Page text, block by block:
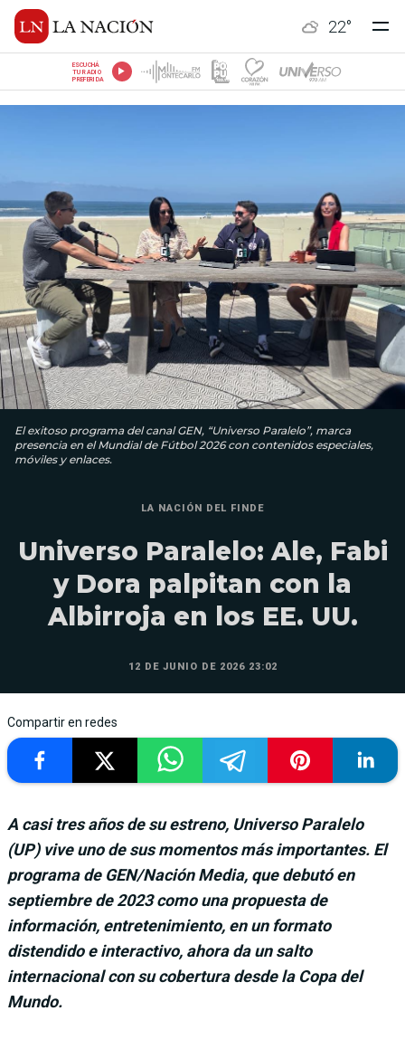
22°
ESCUCHÁ
TU RADIO
PREFERIDA
El exitoso programa del canal GEN, “Universo Paralelo”, marca
presencia en el Mundial de Fútbol 2026 con contenidos especiales,
móviles y enlaces.
LA NACIÓN DEL FINDE
Universo Paralelo: Ale, Fabi
y Dora palpitan con la
Albirroja en los EE. UU.
12 DE JUNIO DE 2026 23:02
Compartir en redes
A casi tres años de su estreno, Universo Paralelo
(UP) vive uno de sus momentos más importantes. El
programa de GEN/Nación Media, que debutó en
septiembre de 2023 como una propuesta de
información, entretenimiento, en un formato
distendido e interactivo, ahora da un salto
internacional con su cobertura desde la Copa del
Mundo.